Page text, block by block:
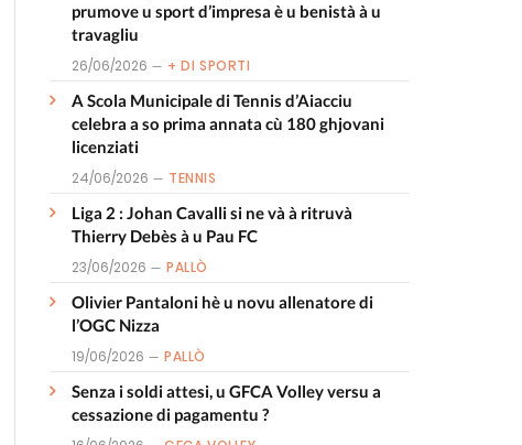
prumove u sport d’impresa è u benistà à u
travagliu
26/06/2026 + DI SPORTI
A Scola Municipale di Tennis d’Aiacciu
celebra a so prima annata cù 180 ghjovani
licenziati
24/06/2026 TENNIS
Liga 2 : Johan Cavalli si ne và à ritruvà
Thierry Debès à u Pau FC
23/06/2026 PALLÒ
Olivier Pantaloni hè u novu allenatore di
l’OGC Nizza
19/06/2026 PALLÒ
Senza i soldi attesi, u GFCA Volley versu a
cessazione di pagamentu ?